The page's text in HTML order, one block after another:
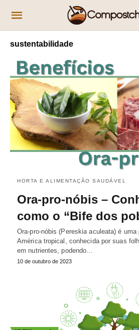
sustentabilidade
HORTA E ALIMENTAÇÃO SAUDÁVEL
Ora-pro-nóbis –
como o “Bife dos
Ora-pro-nóbis (Pereskia aculeata) é
América tropical, conhecida por suas
em nutrientes, podendo…
10 de outubro de 2023